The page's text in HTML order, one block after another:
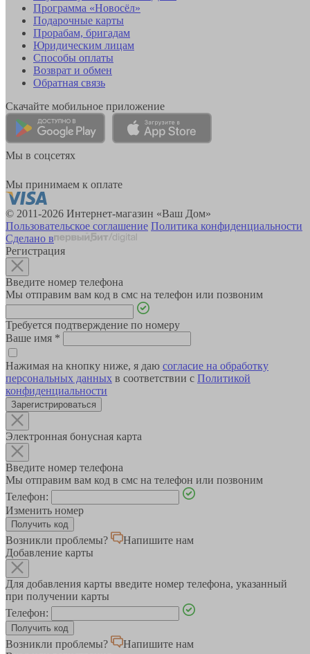
Программа «Новосёл»
Подарочные карты
Прорабам, бригадам
Юридическим лицам
Способы оплаты
Возврат и обмен
Обратная связь
Скачайте мобильное приложение
Мы в соцсетях
Мы принимаем к оплате
© 2011-2026 Интернет-магазин «Ваш Дом»
Пользовательское соглашение Политика конфиденциальности
Сделано в
Регистрация
Введите номер телефона
Мы отправим вам код в смс на телефон или позвоним
Требуется подтверждение по номеру
Ваше имя *
Нажимая на кнопку ниже, я даю согласие на обработку
персональных данных в соответствии с Политикой
конфиденциальности
Зарегистрироваться
Электронная бонусная карта
Введите номер телефона
Мы отправим вам код в смс на телефон или позвоним
Телефон:
Изменить номер
Возникли проблемы?
Напишите нам
Добавление карты
Для добавления карты введите номер телефона, указанный
при получении карты
Телефон:
Возникли проблемы?
Напишите нам